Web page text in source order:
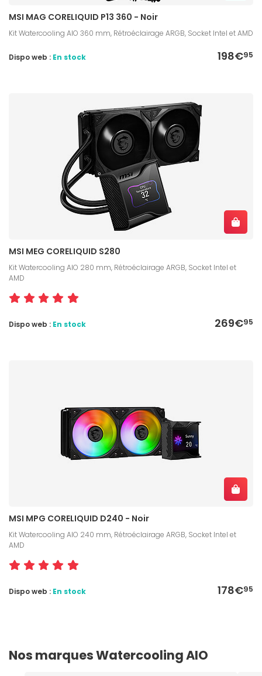
MSI MAG CORELIQUID P13 360 - Noir
Kit Watercooling AIO 360 mm, Rétroéclairage ARGB, Socket Intel et AMD
198€95
Dispo web : En stock
MSI MEG CORELIQUID S280
Kit Watercooling AIO 280 mm, Rétroéclairage ARGB, Socket Intel et
AMD
269€95
Dispo web : En stock
MSI MPG CORELIQUID D240 - Noir
Kit Watercooling AIO 240 mm, Rétroéclairage ARGB, Socket Intel et
AMD
178€95
Dispo web : En stock
Nos marques Watercooling AIO